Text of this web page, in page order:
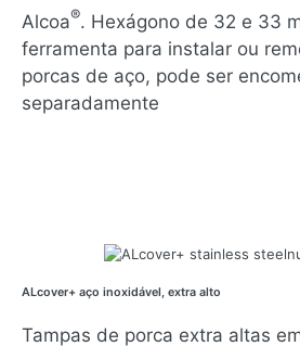
Alcoa®. Hexágono de 32 e 33
ferramenta para instalar ou
porcas de aço, pode ser
separadamente
ALcover+ aço inoxidável, extra alto
Tampas de porca extra altas